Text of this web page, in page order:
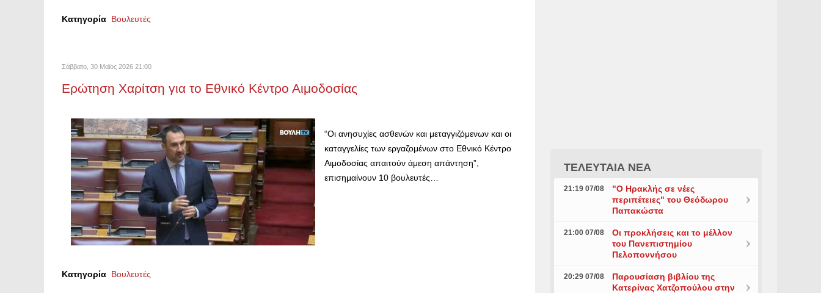
Κατηγορία Βουλευτές
Σάββατο, 30 Μαϊος 2026 21:00
Ερώτηση Χαρίτση για το Εθνικό Κέντρο Αιμοδοσίας
“Οι ανησυχίες ασθενών και μεταγγιζόμενων και οι
καταγγελίες των εργαζομένων στο Εθνικό Κέντρο
Αιμοδοσίας απαιτούν άμεση απάντηση”,
επισημαίνουν 10 βουλευτές…
Κατηγορία Βουλευτές
ΤΕΛΕΥΤΑΙΑ ΝΕΑ
21:19 07/08
"Ο Ηρακλής σε νέες
περιπέτειες" του Θεόδωρου
Παπακώστα
21:00 07/08
Οι προκλήσεις και το μέλλον
του Πανεπιστημίου
Πελοποννήσου
20:29 07/08
Παρουσίαση βιβλίου της
Κατερίνας Χατζοπούλου στην